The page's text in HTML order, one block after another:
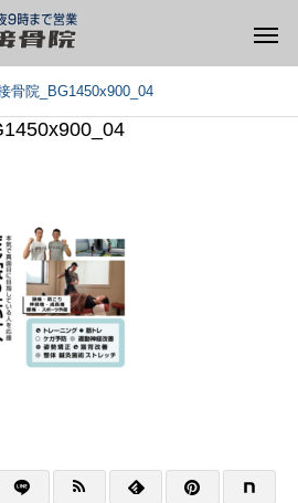
かした
ほうが
骨院_BG1450x900_04